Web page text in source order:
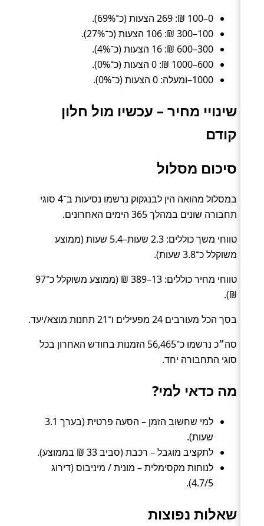
0–100 ₪: 269 הצעות (כ־69%).
100–300 ₪: 106 הצעות (כ־27%).
300–600 ₪: 16 הצעות (כ־4%).
600–1000 ₪: 0 הצעות (כ־0%).
1000–ומעלה: 0 הצעות (כ־0%).
שינויי מחיר – עכשיו מול חלון
קודם
סיכום מסלול
במסלול מהואה הין לבנגקוק נרשמו נסיעות ב־4 סוגי
תחבורה שונים במהלך 365 הימים האחרונים.
טווחי משך כוללים: 2.3 שעות–5.4 שעות (ממוצע
משוקלל כ־3.8 שעות).
טווחי מחיר כוללים: 13–389 ₪ (ממוצע משוקלל כ־97
₪).
בסך הכל מעורבים 24 מפעילים ו־21 תחנות מוצא/יעד.
סה״כ נרשמו כ־56,465 הזמנות בחודש האחרון בכל
סוגי התחבורה יחד.
מה כדאי למי?
למי שחשוב הזמן – הסעה פרטית (בערך 3.1
שעות).
לתקציב מוגבל – רכבת (סביב 33 ₪ בממוצע).
לנוחות מקסימלית – מונית / מיניבוס (דירוג
4.7/5).
שאלות נפוצות